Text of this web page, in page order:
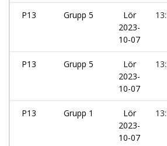
P13 Grupp 5
Lör
2023-
10-07
P13 Grupp 5
Lör
2023-
10-07
P13 Grupp 1
Lör
2023-
10-07